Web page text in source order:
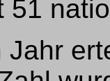
51
Jahr